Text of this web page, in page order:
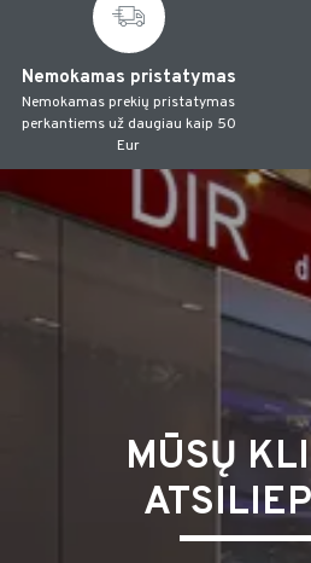
Nemokamas pristatymas
Nemokamas prekių pristatymas
perkantiems už daugiau kaip 50
Eur
MŪSŲ